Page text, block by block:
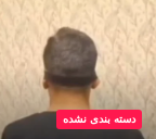
دسته بندی نشده